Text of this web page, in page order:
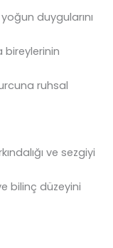
duygularını
bireylerinin
ruhsal
ve sezgiyi
bilinç düzeyini